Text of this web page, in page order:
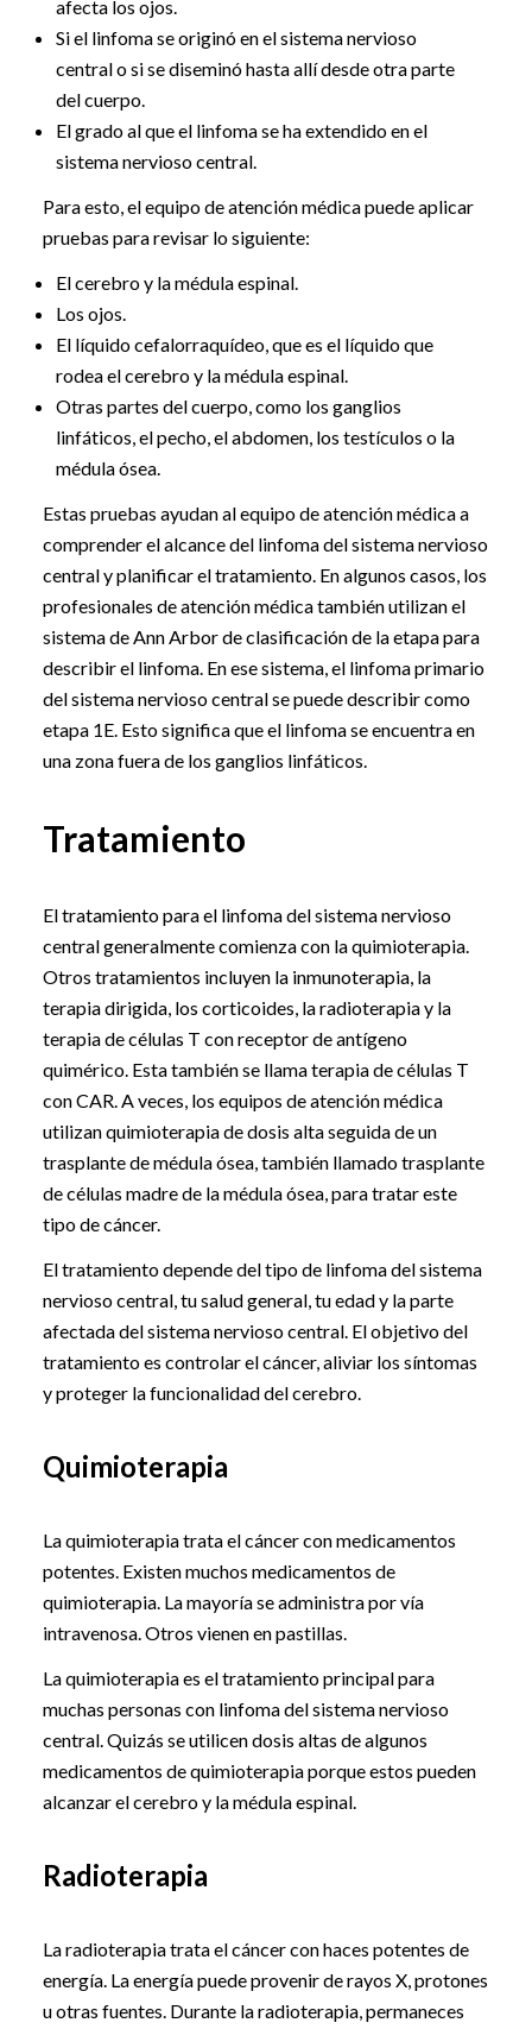
afecta los ojos.
Si el linfoma se originó en el sistema nervioso
central o si se diseminó hasta allí desde otra parte
del cuerpo.
El grado al que el linfoma se ha extendido en el
sistema nervioso central.
Para esto, el equipo de atención médica puede aplicar
pruebas para revisar lo siguiente:
El cerebro y la médula espinal.
Los ojos.
El líquido cefalorraquídeo, que es el líquido que
rodea el cerebro y la médula espinal.
Otras partes del cuerpo, como los ganglios
linfáticos, el pecho, el abdomen, los testículos o la
médula ósea.
Estas pruebas ayudan al equipo de atención médica a
comprender el alcance del linfoma del sistema nervioso
central y planificar el tratamiento. En algunos casos, los
profesionales de atención médica también utilizan el
sistema de Ann Arbor de clasificación de la etapa para
describir el linfoma. En ese sistema, el linfoma primario
del sistema nervioso central se puede describir como
etapa 1E. Esto significa que el linfoma se encuentra en
una zona fuera de los ganglios linfáticos.
Tratamiento
El tratamiento para el linfoma del sistema nervioso
central generalmente comienza con la quimioterapia.
Otros tratamientos incluyen la inmunoterapia, la
terapia dirigida, los corticoides, la radioterapia y la
terapia de células T con receptor de antígeno
quimérico. Esta también se llama terapia de células T
con CAR. A veces, los equipos de atención médica
utilizan quimioterapia de dosis alta seguida de un
trasplante de médula ósea, también llamado trasplante
de células madre de la médula ósea, para tratar este
tipo de cáncer.
El tratamiento depende del tipo de linfoma del sistema
nervioso central, tu salud general, tu edad y la parte
afectada del sistema nervioso central. El objetivo del
tratamiento es controlar el cáncer, aliviar los síntomas
y proteger la funcionalidad del cerebro.
Quimioterapia
La quimioterapia trata el cáncer con medicamentos
potentes. Existen muchos medicamentos de
quimioterapia. La mayoría se administra por vía
intravenosa. Otros vienen en pastillas.
La quimioterapia es el tratamiento principal para
muchas personas con linfoma del sistema nervioso
central. Quizás se utilicen dosis altas de algunos
medicamentos de quimioterapia porque estos pueden
alcanzar el cerebro y la médula espinal.
Radioterapia
La radioterapia trata el cáncer con haces potentes de
energía. La energía puede provenir de rayos X, protones
u otras fuentes. Durante la radioterapia, permaneces